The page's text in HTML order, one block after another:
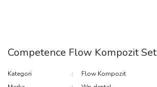
Competence Flow Kompozit Set
Kategori
Flow Kompozit